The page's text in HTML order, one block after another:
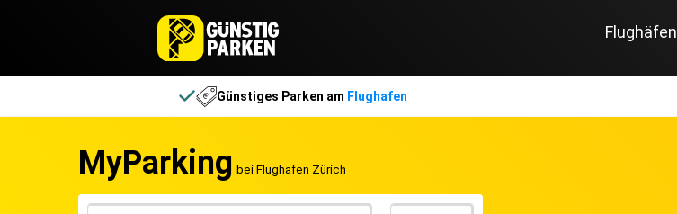
Flughäfen
Günstiges Parken am Flughafen
MyParking bei Flughafen Zürich